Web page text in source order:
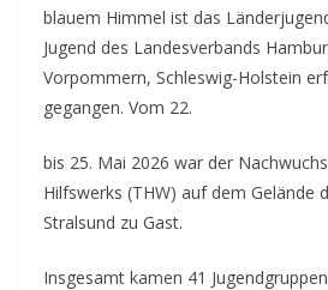
blauem Himmel ist das
Jugend des Landesverbands
Vorpommern, Schleswig-Holstein
gegangen. Vom 22.
bis 25. Mai 2026 war der
Hilfswerks (THW) auf dem Gelände
Stralsund zu Gast.
Insgesamt kamen 41